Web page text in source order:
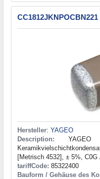
CC1812JKNPOCBN221
Hersteller: YAGEO
Description: YAGEO -
[Metrisch 4532], ± 5%, C0G
tariffCode: 85322400
Bauform / Gehäuse des